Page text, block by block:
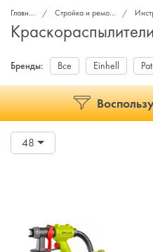
Главная Стройка и ремонт
Бренды: Все Einhell
48